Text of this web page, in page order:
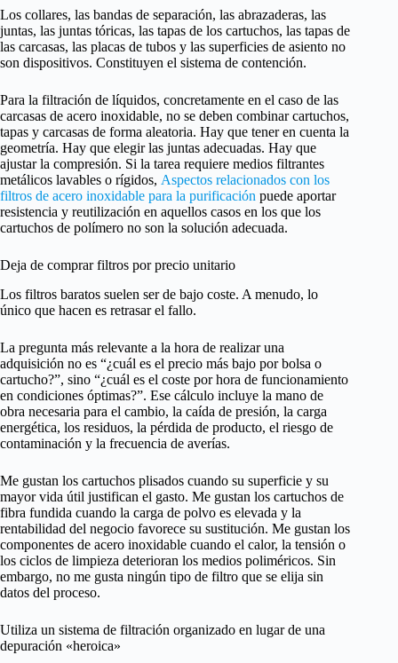
Los collares, las bandas de separación, las abrazaderas, las
juntas, las juntas tóricas, las tapas de los cartuchos, las tapas de
las carcasas, las placas de tubos y las superficies de asiento no
son dispositivos. Constituyen el sistema de contención.
Para la filtración de líquidos, concretamente en el caso de las
carcasas de acero inoxidable, no se deben combinar cartuchos,
tapas y carcasas de forma aleatoria. Hay que tener en cuenta la
geometría. Hay que elegir las juntas adecuadas. Hay que
ajustar la compresión. Si la tarea requiere medios filtrantes
metálicos lavables o rígidos, Aspectos relacionados con los
filtros de acero inoxidable para la purificación puede aportar
resistencia y reutilización en aquellos casos en los que los
cartuchos de polímero no son la solución adecuada.
Deja de comprar filtros por precio unitario
Los filtros baratos suelen ser de bajo coste. A menudo, lo
único que hacen es retrasar el fallo.
La pregunta más relevante a la hora de realizar una
adquisición no es “¿cuál es el precio más bajo por bolsa o
cartucho?”, sino “¿cuál es el coste por hora de funcionamiento
en condiciones óptimas?”. Ese cálculo incluye la mano de
obra necesaria para el cambio, la caída de presión, la carga
energética, los residuos, la pérdida de producto, el riesgo de
contaminación y la frecuencia de averías.
Me gustan los cartuchos plisados cuando su superficie y su
mayor vida útil justifican el gasto. Me gustan los cartuchos de
fibra fundida cuando la carga de polvo es elevada y la
rentabilidad del negocio favorece su sustitución. Me gustan los
componentes de acero inoxidable cuando el calor, la tensión o
los ciclos de limpieza deterioran los medios poliméricos. Sin
embargo, no me gusta ningún tipo de filtro que se elija sin
datos del proceso.
Utiliza un sistema de filtración organizado en lugar de una
depuración «heroica»